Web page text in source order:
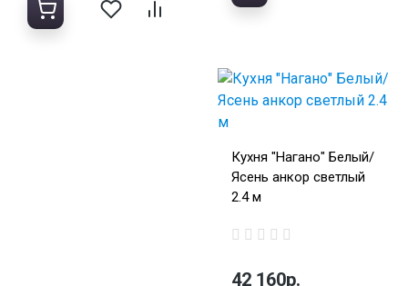
Кухня "Нагано" Белый/
Ясень анкор светлый
2.4 м
42 160р.